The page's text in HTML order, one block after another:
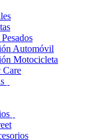
Automóvil
Motocicleta